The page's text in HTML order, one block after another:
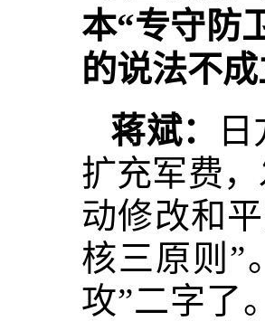
本“专守防
的说法不
蒋斌：
扩充军费
动修改和
核三原则”
攻”二字了